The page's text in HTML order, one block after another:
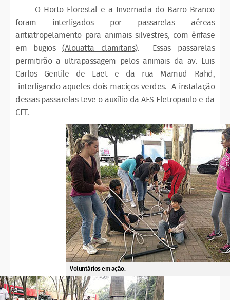
O Horto Florestal e a Invernada do Barro Branco
foram interligados por passarelas aéreas
antiatropelamento para animais silvestres, com ênfase
em bugios(Alouatta clamitans). Essas passarelas
permitirão a ultrapassagem pelos animais da av. Luis
Carlos Gentile de Laet e da rua Mamud Rahd,
interligando aqueles dois maciços verdes. A instalação
dessas passarelas teve o auxílio da AES Eletropaulo e da
CET.
Voluntários em ação.